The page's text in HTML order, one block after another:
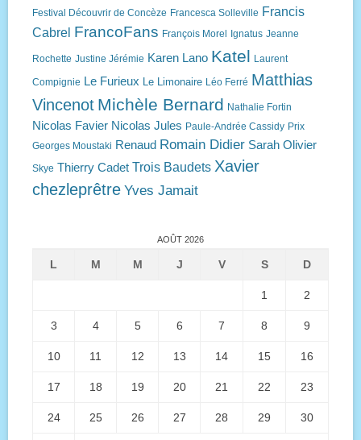
Festival Découvrir de Concèze Francesca Solleville Francis
Cabrel FrancoFans François Morel Ignatus Jeanne
Rochette Justine Jérémie Karen Lano Katel Laurent
Compignie Le Furieux Le Limonaire Léo Ferré Matthias
Vincenot Michèle Bernard Nathalie Fortin
Nicolas Favier Nicolas Jules Paule-Andrée Cassidy Prix
Georges Moustaki Renaud Romain Didier Sarah Olivier
Skye Thierry Cadet Trois Baudets Xavier
chezleprêtre Yves Jamait
AOÛT 2026
L M M J V S D
1 2
3 4 5 6 7 8 9
10 11 12 13 14 15 16
17 18 19 20 21 22 23
24 25 26 27 28 29 30